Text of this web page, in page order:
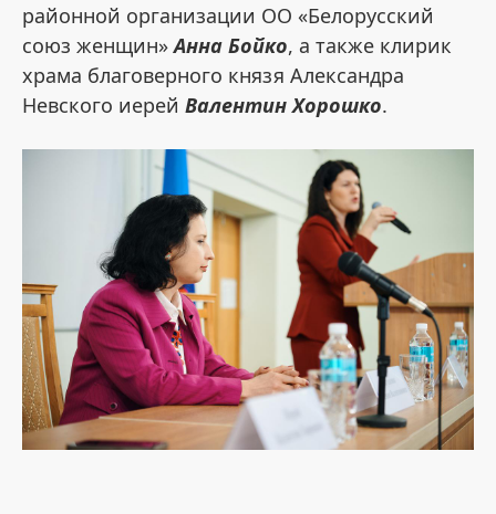
районной организации ОО «Белорусский
союз женщин»Анна Бойко, а также клирик
храма благоверного князя Александра
Невского иерей Валентин Хорошко.